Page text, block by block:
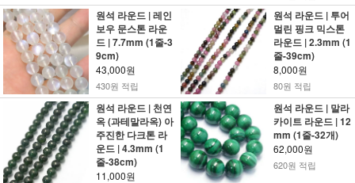
원석 라운드 | 레인
보우 문스톤 라운
드 | 7.7mm (1줄-3
9cm)
43,000원
430원 적립
원석 라운드 | 투어
멀린 핑크 믹스톤
라운드 | 2.3mm (1
줄-39cm)
8,000원
80원 적립
원석 라운드 | 천연
옥 (과테말라옥) 아
주진한 다크톤 라
운드 | 4.3mm (1
줄-38cm)
11,000원
원석 라운드 | 말라
카이트 라운드 | 12
mm (1줄-32개)
62,000원
620원 적립